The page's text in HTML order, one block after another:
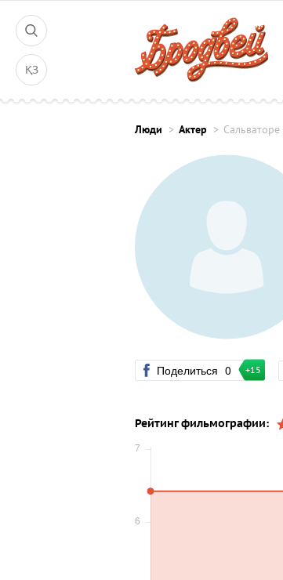
ҚЗ
Люди Актер Сальваторе
Поделиться 0 +15
Рейтинг фильмографии: